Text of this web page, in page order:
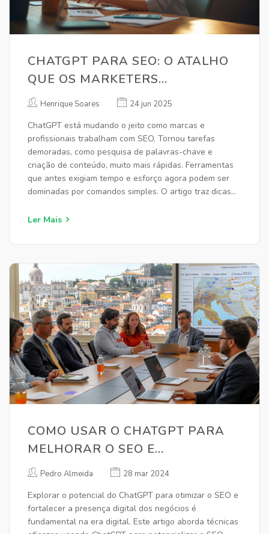
CHATGPT PARA SEO: O ATALHO
QUE OS MARKETERS
PROCURAVAM
Henrique Soares 24 jun 2025
ChatGPT está mudando o jeito como marcas e
profissionais trabalham com SEO. Tornou tarefas
demoradas, como pesquisa de palavras-chave e
criação de conteúdo, muito mais rápidas. Ferramentas
que antes exigiam tempo e esforço agora podem ser
dominadas por comandos simples. O artigo traz dicas
dia do SEO. Quem busca resultados melhores sem
Ler Mais
COMO USAR O CHATGPT PARA
MELHORAR O SEO E
IMPULSIONAR SUA PRESENÇA
Pedro Almeida 28 mar 2024
Explorar o potencial do ChatGPT para otimizar o SEO e
fortalecer a presença digital dos negócios é
fundamental na era digital. Este artigo aborda técnicas